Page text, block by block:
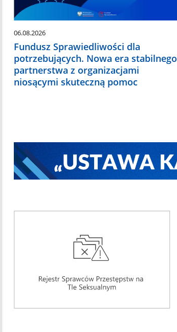
06.08.2026
Fundusz Sprawiedliwości dla
potrzebujących. Nowa era stabilnego
partnerstwa z organizacjami
niosącymi skuteczną pomoc